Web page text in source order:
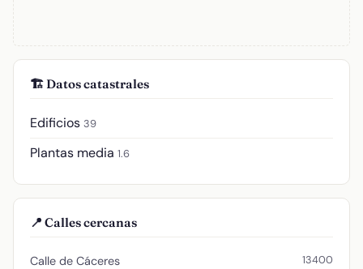
🏗️ Datos catastrales
Edificios 39
Plantas media 1.6
📍 Calles cercanas
Calle de Cáceres 13400